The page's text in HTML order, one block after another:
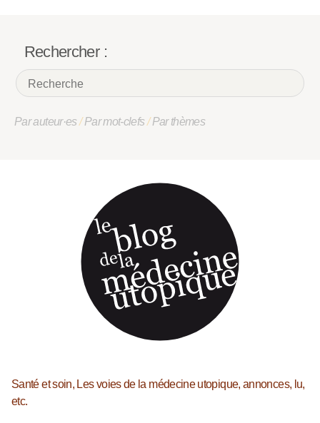
Rechercher :
Par auteur·es/Par mot-clefs/Par thèmes
Santé et soin, Les voies de la médecine utopique, annonces, lu,
etc.